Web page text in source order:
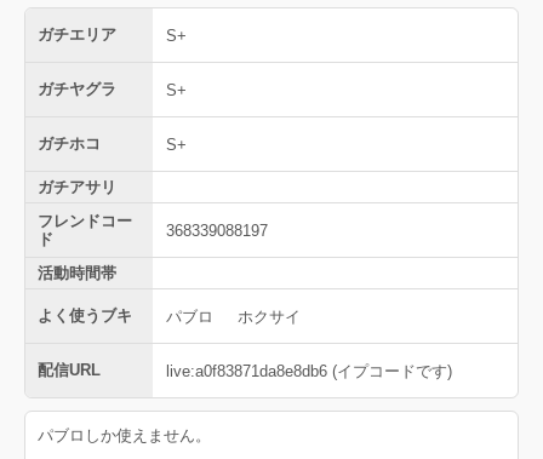
ガチエリア S+
ガチヤグラ S+
ガチホコ S+
ガチアサリ
フレンドコー
ド
368339088197
活動時間帯
よく使うブキ パブロ ホクサイ
配信URL live:a0f83871da8e8db6 (イプコードです)
パブロしか使えません。